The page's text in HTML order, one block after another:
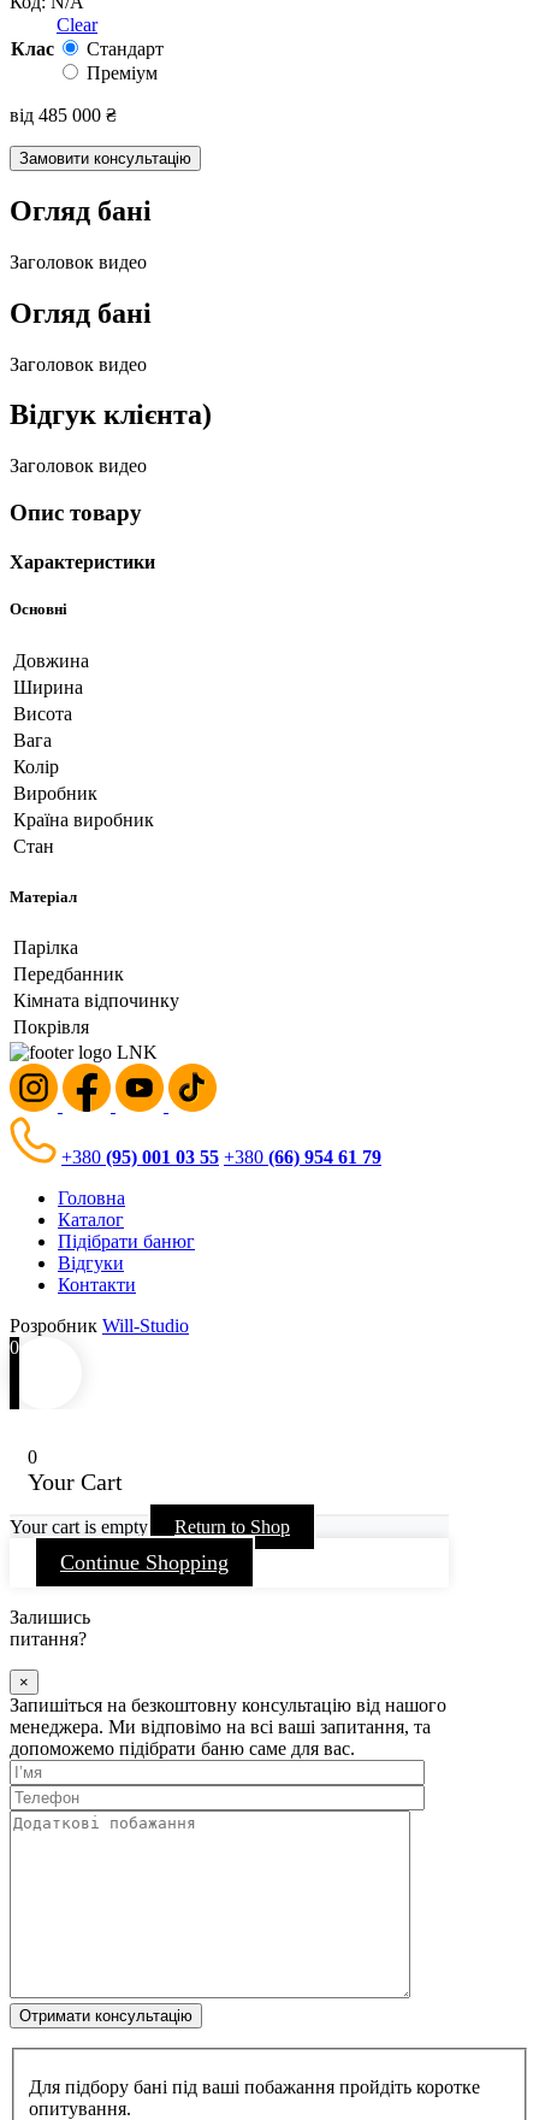
Клас
Clear
Стандарт
Преміум
від 485 000 ₴
Замовити консультацію
Огляд бані
Заголовок видео
Огляд бані
Заголовок видео
Відгук клієнта)
Заголовок видео
Опис товару
Характеристики
Основні
Довжина
Ширина
Висота
Вага
Колір
Виробник
Країна виробник
Стан
Матеріал
Парілка
Передбанник
Кімната відпочинку
Покрівля
+380 (95) 001 03 55 +380 (66) 954 61 79
Головна
Каталог
Підібрати банюг
Відгуки
Контакти
Розробник Will-Studio
0
0
Your Cart
Your cart is empty Return to Shop
Continue Shopping
Залишись
питання?
×
Запишіться на безкоштовну консультацію від нашого
менеджера. Ми відповімо на всі ваші запитання, та
допоможемо підібрати баню саме для вас.
Для підбору бані під ваші побажання пройдіть коротке
опитування.